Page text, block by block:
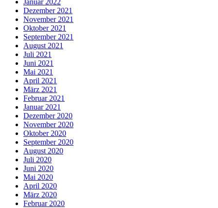
Dezember 2021
November 2021
Oktober 2021
September 2021
August 2021
Juli 2021
Juni 2021
Mai 2021
April 2021
März 2021
Februar 2021
Januar 2021
Dezember 2020
November 2020
Oktober 2020
September 2020
August 2020
Juli 2020
Juni 2020
Mai 2020
April 2020
März 2020
Februar 2020